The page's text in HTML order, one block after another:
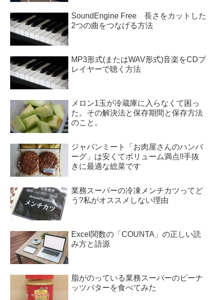
SoundEngine Free 長さをカットした
2つの曲をつなげる方法
MP3形式(またはWAV形式)音楽をCDプ
レイヤーで聴く方法
メロン1玉が冷蔵庫に入らなくて困っ
た。その解決法と保存期間と保存方法
のこと。
ジャパンミート「お肉屋さんのハンバ
ーグ」は安くてボリューム満点!!手抜
きに最適な総菜です
業務スーパーの冷凍メンチカツってど
う?私がオススメしない理由
Excel関数の「COUNTA」の正しい読
み方と語源
脂がのっている業務スーパーのピーナ
ッツバターを食べてみた